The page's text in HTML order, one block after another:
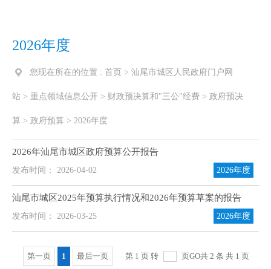
2026年度
您现在所在的位置 : 首页 > 汕尾市城区人民政府门户网
站 > 重点领域信息公开 > 财政预决算和"三公"经费 > 政府预决
算 > 政府预算 > 2026年度
2026年汕尾市城区政府预算公开报告
发布时间： 2026-04-02 2026年度
汕尾市城区2025年预算执行情况和2026年预算草案的报告
发布时间： 2026-03-25 2026年度
第一页 1 最后一页 第 1 页 转 页GO共 2 条 共 1 页